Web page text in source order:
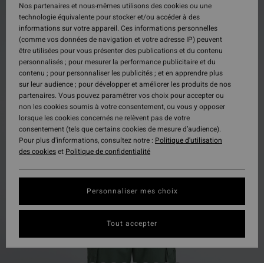
Nos partenaires et nous-mêmes utilisons des cookies ou une
technologie équivalente pour stocker et/ou accéder à des
informations sur votre appareil. Ces informations personnelles
(comme vos données de navigation et votre adresse IP) peuvent
être utilisées pour vous présenter des publications et du contenu
personnalisés ; pour mesurer la performance publicitaire et du
contenu ; pour personnaliser les publicités ; et en apprendre plus
sur leur audience ; pour développer et améliorer les produits de nos
partenaires. Vous pouvez paramétrer vos choix pour accepter ou
non les cookies soumis à votre consentement, ou vous y opposer
lorsque les cookies concernés ne relèvent pas de votre
consentement (tels que certains cookies de mesure d’audience).
Pour plus d'informations, consultez notre : Politique d'utilisation
des cookieset Politique de confidentialité
Personnaliser mes choix
Tout accepter